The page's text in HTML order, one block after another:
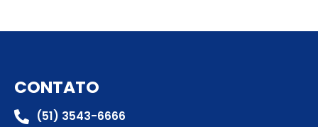
CONTATO
(51) 3543-6666